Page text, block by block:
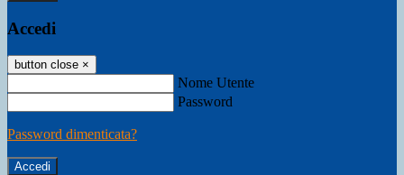
Accedi
button close ×
Nome Utente
Password
Password dimenticata?